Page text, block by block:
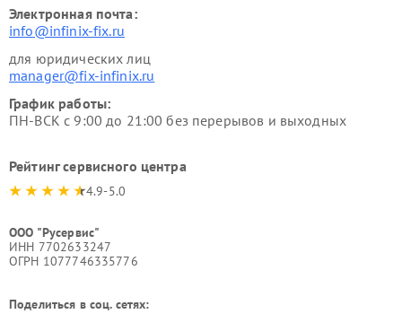
Электронная почта:
info@infinix-fix.ru
для юридических лиц
manager@fix-infinix.ru
График работы:
ПН-ВСК с 9:00 до 21:00 без перерывов и выходных
Рейтинг сервисного центра
4.9-5.0
ООО "Русервис"
ИНН 7702633247
ОГРН 1077746335776
Поделиться в соц. сетях: